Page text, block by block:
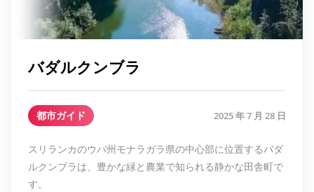
バダルクンブラ
都市ガイド 2025 年 7 月 28 日
スリランカのウバ州モナラガラ県の中心部に位置するバダ
ルクンブラは、豊かな緑と農業で知られる静かな田舎町で
す。